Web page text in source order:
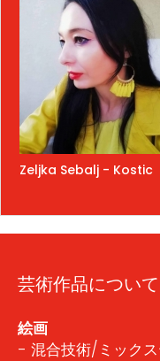
Zeljka Sebalj - Kostic
芸術作品について
絵画
- 混合技術/ミックス